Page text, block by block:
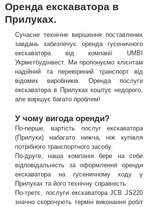
Оренда екскаватора в
Прилуках.
Сучасне технічне вирішення поставлених
завдань забезпечує оренда гусеничного
екскаватора від компанії UMBI
Укрметбудінвест. Ми пропонуємо клієнтам
надійний та перевірений транспорт від
відомих виробників. Оренда послуги
екскаватора в Прилуках коштує недорого,
але вирішує багато проблем!
У чому вигода оренди?
По-перше, вартість послуг екскаватора
(Прилуки) набагато нижча, ніж купівля
потрібного транспортного засобу.
По-друге, наша компанія бере на себе
відповідальність за оформлення оренди
екскаватора на гусеничному ходу у
Прилуках та його технічну справність.
По-третє, послуги екскаватора JCB JS220
значно скорочують термін виконання робіт